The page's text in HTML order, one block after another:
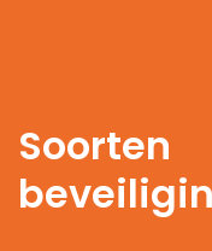
Soorten